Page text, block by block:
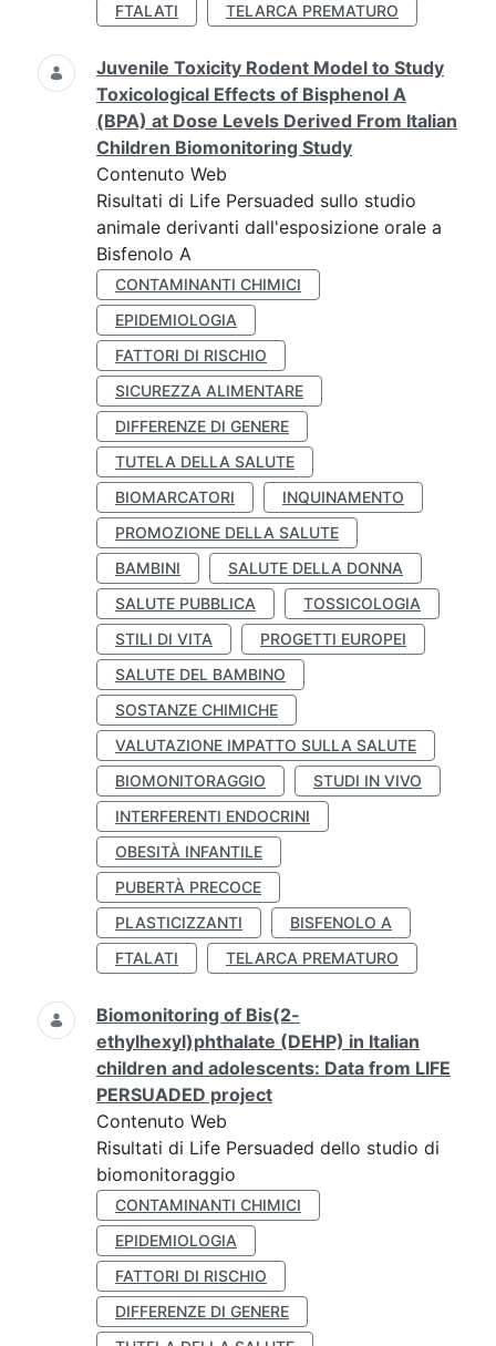
FTALATI
TELARCA PREMATURO
Juvenile Toxicity Rodent Model to Study
Toxicological Effects of Bisphenol A
(BPA) at Dose Levels Derived From Italian
Children Biomonitoring Study
Contenuto Web
Risultati di Life Persuaded sullo studio
animale derivanti dall'esposizione orale a
Bisfenolo A
CONTAMINANTI CHIMICI
EPIDEMIOLOGIA
FATTORI DI RISCHIO
SICUREZZA ALIMENTARE
DIFFERENZE DI GENERE
TUTELA DELLA SALUTE
BIOMARCATORI
INQUINAMENTO
PROMOZIONE DELLA SALUTE
BAMBINI
SALUTE DELLA DONNA
SALUTE PUBBLICA
TOSSICOLOGIA
STILI DI VITA
PROGETTI EUROPEI
SALUTE DEL BAMBINO
SOSTANZE CHIMICHE
VALUTAZIONE IMPATTO SULLA SALUTE
BIOMONITORAGGIO
STUDI IN VIVO
INTERFERENTI ENDOCRINI
OBESITÀ INFANTILE
PUBERTÀ PRECOCE
PLASTICIZZANTI
BISFENOLO A
FTALATI
TELARCA PREMATURO
Biomonitoring of Bis(2-
ethylhexyl)phthalate (DEHP) in Italian
children and adolescents: Data from LIFE
PERSUADED project
Contenuto Web
Risultati di Life Persuaded dello studio di
biomonitoraggio
CONTAMINANTI CHIMICI
EPIDEMIOLOGIA
FATTORI DI RISCHIO
DIFFERENZE DI GENERE